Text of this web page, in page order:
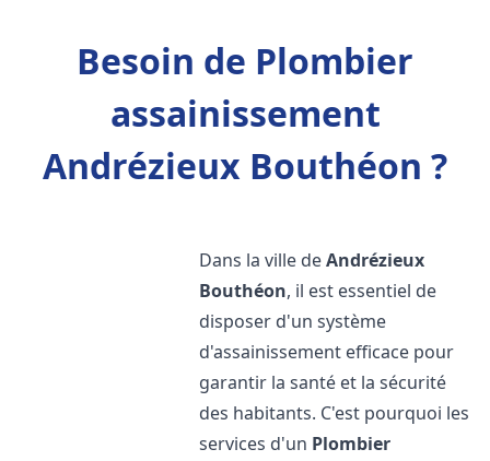
Besoin de Plombier
assainissement
Andrézieux Bouthéon ?
Dans la ville deAndrézieux
Bouthéon, il est essentiel de
disposer d'un système
d'assainissement efficace pour
garantir la santé et la sécurité
des habitants. C'est pourquoi les
services d'un Plombier